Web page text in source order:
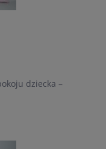
dziecka –